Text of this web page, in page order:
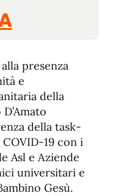
Restablecer
de
Aumentar
de
fuente.
presenza
e
della
della task-
19 con i
Asl e Aziende
universitari e
Gesù.